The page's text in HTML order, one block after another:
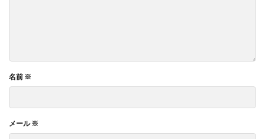
名前 ※
メール※